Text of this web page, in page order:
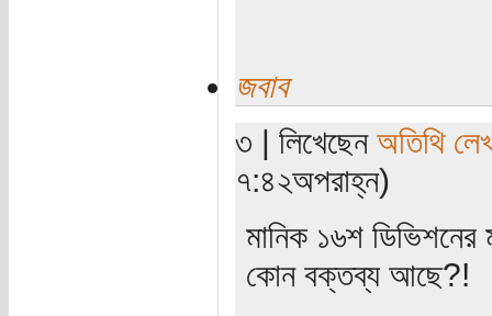
জবাব
৩ | লিখেছেন অতিথি
৭:৪২অপরাহ্ন)
মানিক ১৬শ ডিভিশনের
কোন বক্তব্য আছে?!